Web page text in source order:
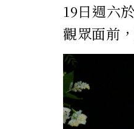
19日週六
觀眾面前